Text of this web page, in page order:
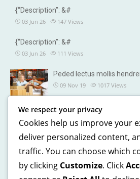
{“Description”: &#
03 Jun 26 147 Views
{“Description”: &#
03 Jun 26 111 Views
Peded lectus mollis
09 Nov 19 1017 Views
OUR DETAILS
241, North street, Gorias City
+1 123 5468 369
+1 541 5468 369
We respect your privacy
Cookies help us improve your
deliver personalized content,
traffic. You can choose which
by clicking Customize. Click